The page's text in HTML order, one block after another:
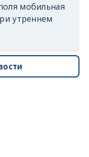
мобильная
утреннем